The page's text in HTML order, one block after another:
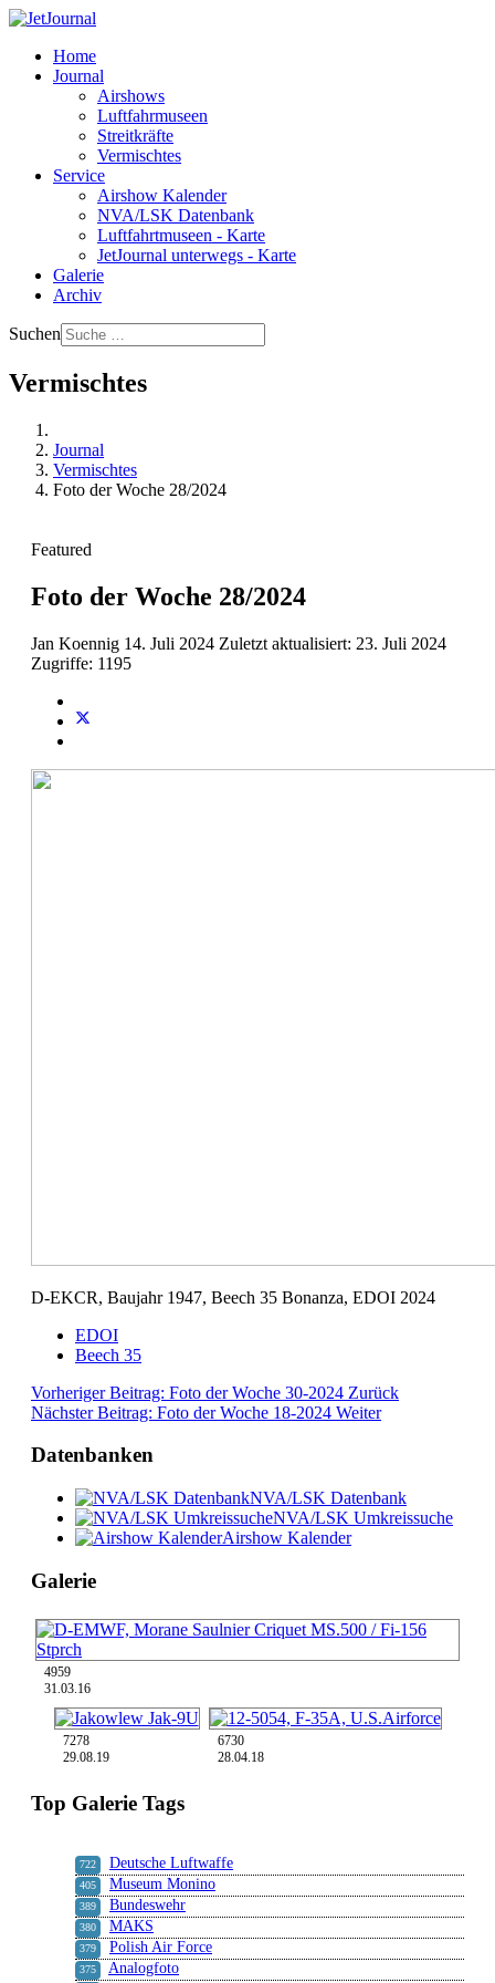
Home
Journal
Airshows
Luftfahrmuseen
Streitkräfte
Vermischtes
Service
Airshow Kalender
NVA/LSK Datenbank
Luftfahrtmuseen - Karte
JetJournal unterwegs - Karte
Galerie
Archiv
Suchen
Vermischtes
Journal
Vermischtes
Foto der Woche 28/2024
Featured
Foto der Woche 28/2024
Jan Koennig 14. Juli 2024 Zuletzt aktualisiert: 23. Juli 2024
Zugriffe: 1195
D-EKCR, Baujahr 1947, Beech 35 Bonanza, EDOI 2024
EDOI
Beech 35
Vorheriger Beitrag: Foto der Woche 30-2024 Zurück
Nächster Beitrag: Foto der Woche 18-2024 Weiter
Datenbanken
NVA/LSK Datenbank
NVA/LSK Umkreissuche
Airshow Kalender
Galerie
4959
31.03.16
7278
29.08.19
6730
28.04.18
Top Galerie Tags
722 Deutsche Luftwaffe
405 Museum Monino
389 Bundeswehr
380 MAKS
379 Polish Air Force
375
Analogfoto